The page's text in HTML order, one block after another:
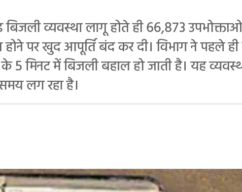
बिजली व्यवस्था लागू होते ही 66,873
होने पर खुद आपूर्ति बंद कर दी। विभाग ने पहले
के 5 मिनट में बिजली बहाल हो जाती है। यह
लग रहा है।